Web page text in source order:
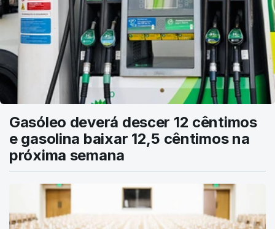
Gasóleo deverá descer 12 cêntimos
e gasolina baixar 12,5 cêntimos na
próxima semana